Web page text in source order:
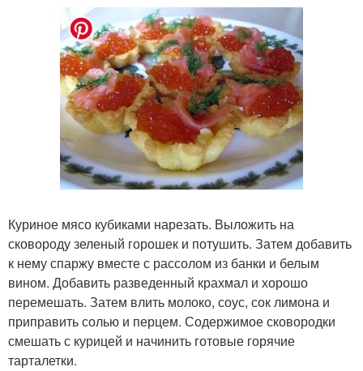
Куриное мясо кубиками нарезать. Выложить на
сковороду зеленый горошек и потушить. Затем добавить
к нему спаржу вместе с рассолом из банки и белым
вином. Добавить разведенный крахмал и хорошо
перемешать. Затем влить молоко, соус, сок лимона и
приправить солью и перцем. Содержимое сковородки
смешать с курицей и начинить готовые горячие
тарталетки.